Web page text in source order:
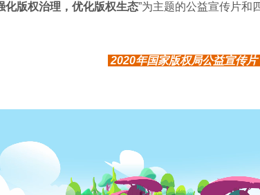
化版权治理，优化版权生态”为主题的公益宣传片和
2020年国家版权局公益宣传片